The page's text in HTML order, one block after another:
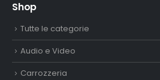
Shop
Tutte le categorie
Audio e Video
Carrozzeria